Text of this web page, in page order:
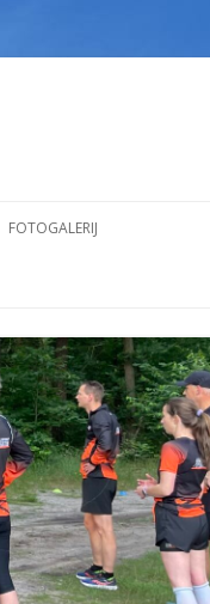
FOTOGALERIJ